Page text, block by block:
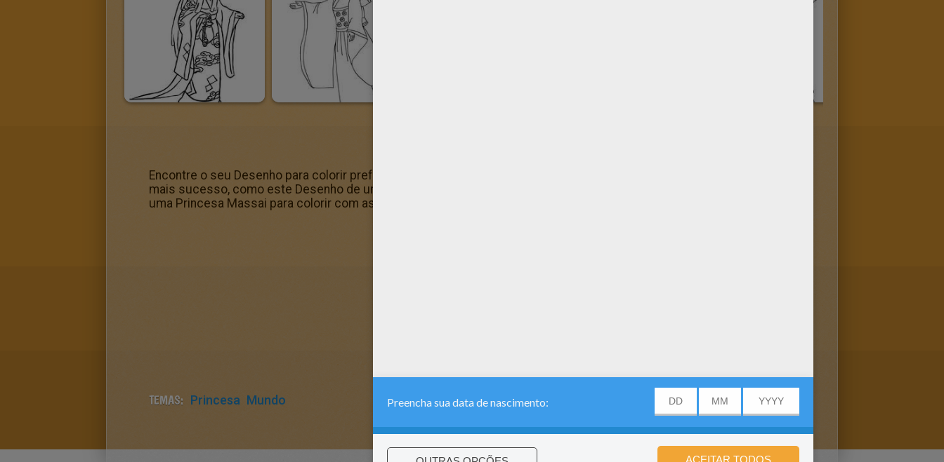
Encontre o seu Desenho para colorir preferido no Hellokids! Nós selecionamos as páginas para colorir que fazem
mais sucesso, como este Desenho de uma Princesa Massai para colorir para você! Colora o retrato do Desenho de
uma Princesa Massai para colorir com as cores da sua escolha.
TEMAS: Princesa Mundo